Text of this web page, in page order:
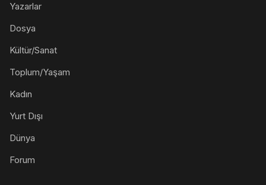
Yazarlar
Dosya
Kültür/Sanat
Toplum/Yaşam
Kadın
Yurt Dışı
Dünya
Forum